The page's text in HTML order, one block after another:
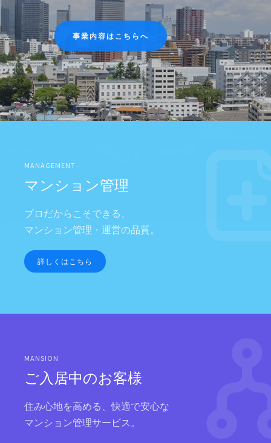
管理物件はこちらへ事業内容はこちらへ
MANAGEMENT
マンション管理
プロだからこそできる、
マンション管理・運営の品質。
詳しくはこちら
MANSION
ご入居中のお客様
住み心地を高める、快適で安心な
マンション管理サービス。